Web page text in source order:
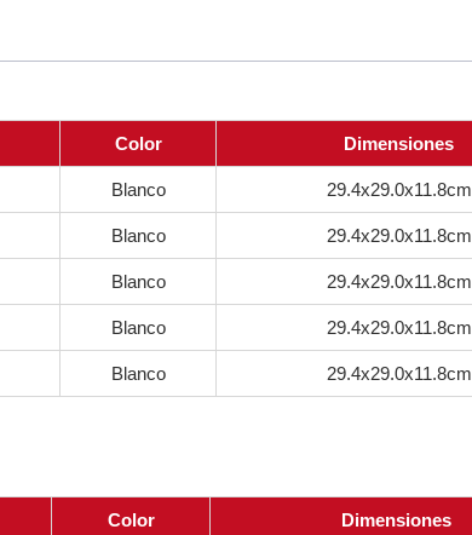
Color Dimensiones
Blanco 29.4x29.0x11.8cm
Blanco 29.4x29.0x11.8cm
Blanco 29.4x29.0x11.8cm
Blanco 29.4x29.0x11.8cm
Blanco 29.4x29.0x11.8cm
Color Dimensiones